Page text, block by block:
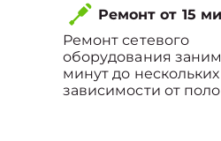
Ремонт от 15
Ремонт сетевого
оборудования
минут до
зависимости от